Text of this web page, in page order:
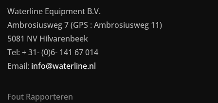
Waterline Equipment B.V.
Ambrosiusweg 7 (GPS : Ambrosiusweg 11)
5081 NV Hilvarenbeek
Tel: + 31- (0)6- 141 67 014
Email: info@waterline.nl
Fout Rapporteren